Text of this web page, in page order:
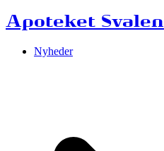
Apoteket Svalen
Nyheder